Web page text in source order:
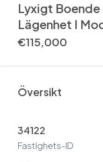
Lyxigt
Lägenhet I
€115,000
Översikt
34122
Fastighets-ID